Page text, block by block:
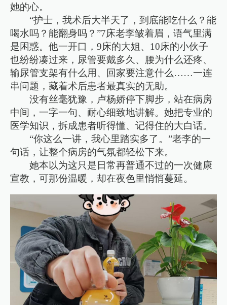
她的心。
“护士，我术后大半天了，到底能吃什么？能
喝水吗？能翻身吗？”7床老李皱着眉，语气里满
是困惑。他一开口，9床的大姐、10床的小伙子
也纷纷凑过来，尿管要戴多久、腰为什么还疼、
输尿管支架有什么用、回家要注意什么……一连
串问题，藏着术后患者最真实的无助。
没有丝毫犹豫，卢杨娇停下脚步，站在病房
中间，一字一句、耐心细致地讲解。她把专业的
医学知识，拆成患者听得懂、记得住的大白话。
“你这么一讲，我心里踏实多了。”老李的一
句话，让整个病房的气氛都轻松下来。
她本以为这只是日常再普通不过的一次健康
宣教，可那份温暖，却在夜色里悄悄蔓延。